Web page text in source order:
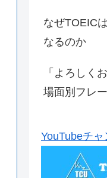
なぜTOEIC
なるのか
「よろしく
場面別フレ
YouTubeチ